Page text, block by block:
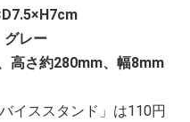
グレー
高さ約280mm、幅8mm
イススタンド」は110円